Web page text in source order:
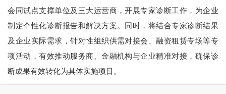
会同试点支撑单位及三大运营商，开展专家诊断工作，为企业
制定个性化诊断报告和解决方案。同时，将结合专家诊断结果
及企业实际需求，针对性组织供需对接会、融资租赁专场等专
项活动，有效推动服务商、金融机构与企业精准对接，确保诊
断成果有效转化为具体实施项目。